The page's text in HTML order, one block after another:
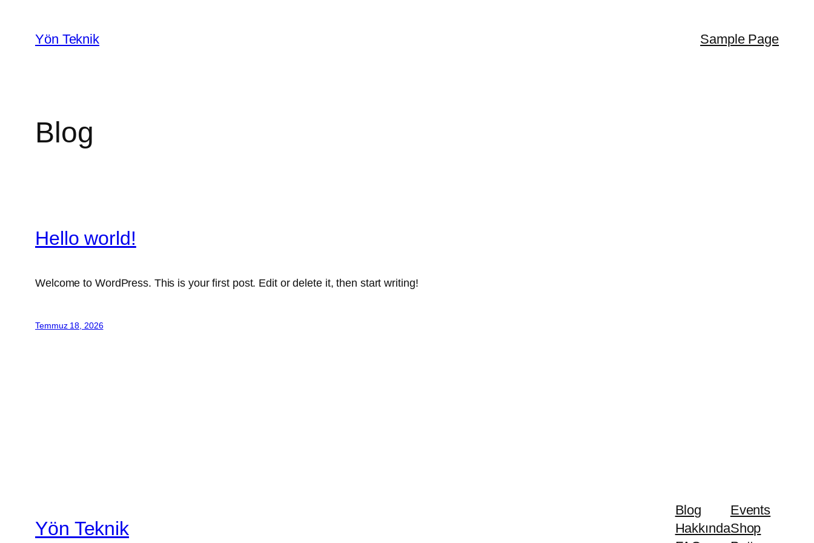
Yön Teknik Sample Page
Blog
Hello world!
Welcome to WordPress. This is your first post. Edit or delete it, then start writing!
Temmuz 18, 2026
Yön Teknik
Blog
Hakkında
Events
Shop